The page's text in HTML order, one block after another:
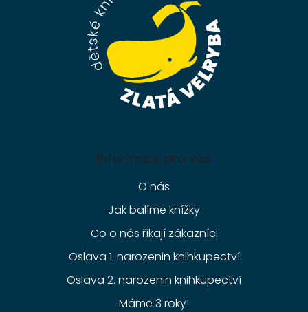
Informace pro vás
O nás
Jak balíme knížky
Co o nás říkají zákazníci
Oslava 1. narozenin knihkupectví
Oslava 2. narozenin knihkupectví
Máme 3 roky!